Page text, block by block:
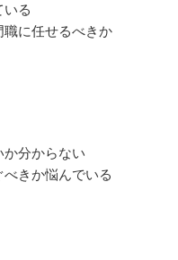
いる
に任せるべきか
分からない
きか悩んでいる